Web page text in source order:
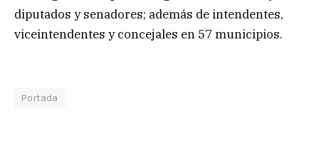
diputados y senadores; además de intendentes,
viceintendentes y concejales en 57 municipios.
Portada